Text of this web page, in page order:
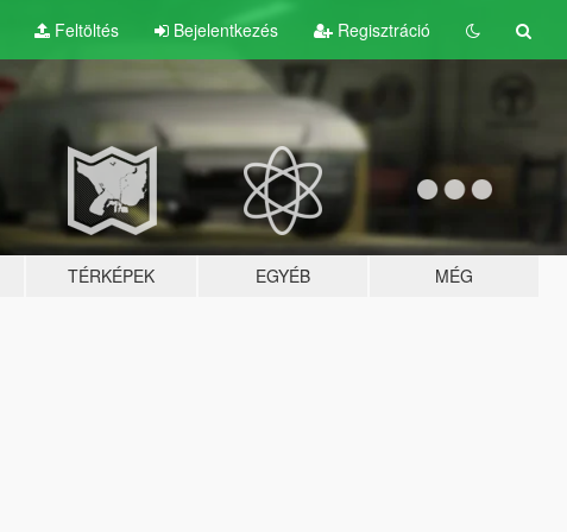
Feltöltés Bejelentkezés Regisztráció
TÉRKÉPEK EGYÉB MÉG